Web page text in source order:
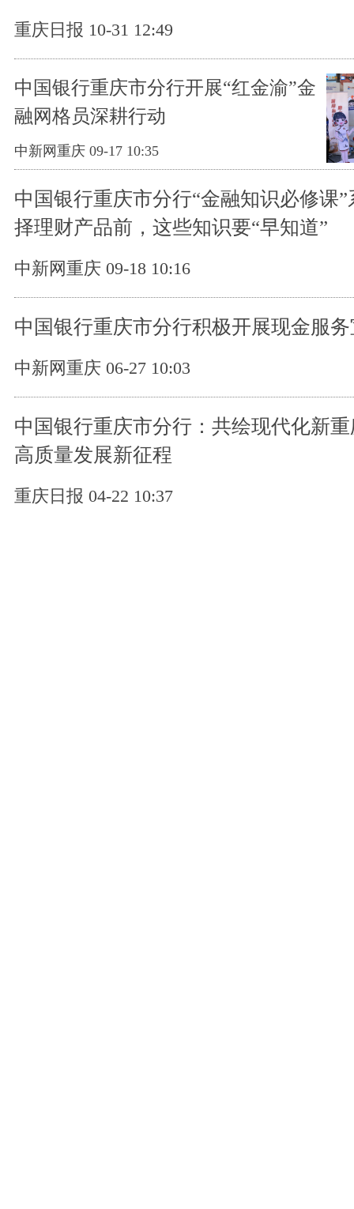
重庆日报 10-31 12:49
中国银行重庆市分行开展“红金渝”金
融网格员深耕行动
中新网重庆 09-17 10:35
中国银行重庆市分行“金融知识必修课
择理财产品前，这些知识要“早知道”
中新网重庆 09-18 10:16
中国银行重庆市分行积极开展现金服
中新网重庆 06-27 10:03
中国银行重庆市分行：共绘现代化新
高质量发展新征程
重庆日报 04-22 10:37